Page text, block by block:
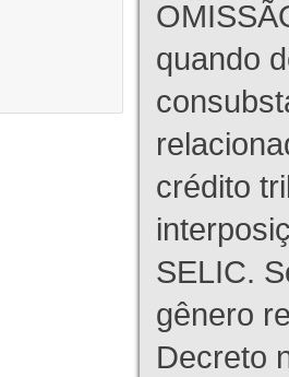
quando
crédito
SELIC.
gênero
Decreto